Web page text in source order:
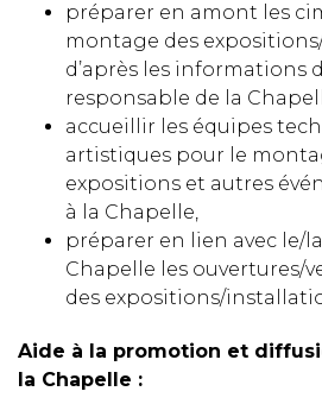
préparer en amont les
montage des
d’après les informations
responsable de la
accueillir les équipes
artistiques pour le
expositions et autres
à la Chapelle,
préparer en lien avec le/
Chapelle les ouvertures/
des expositions/
Aide à la promotion et
la Chapelle :